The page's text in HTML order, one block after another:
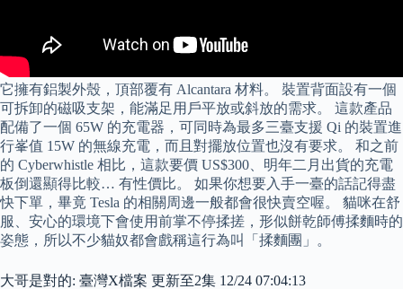
它擁有鋁製外殼，頂部覆有 Alcantara 材料。 裝置背面設有一個
可拆卸的磁吸支架，能滿足用戶平放或斜放的需求。 這款產品
配備了一個 65W 的充電器，可同時為最多三臺支援 Qi 的裝置進
行峯值 15W 的無線充電，而且對擺放位置也沒有要求。 和之前
的 Cyberwhistle 相比，這款要價 US$300、明年二月出貨的充電
板倒還顯得比較… 有性價比。 如果你想要入手一臺的話記得盡
快下單，畢竟 Tesla 的相關周邊一般都會很快賣空喔。 貓咪在舒
服、安心的環境下會使用前掌不停揉搓，形似餅乾師傅揉麵時的
姿態，所以不少貓奴都會戲稱這行為叫「揉麵團」。
大哥是對的: 臺灣X檔案 更新至2集 12/24 07:04:13